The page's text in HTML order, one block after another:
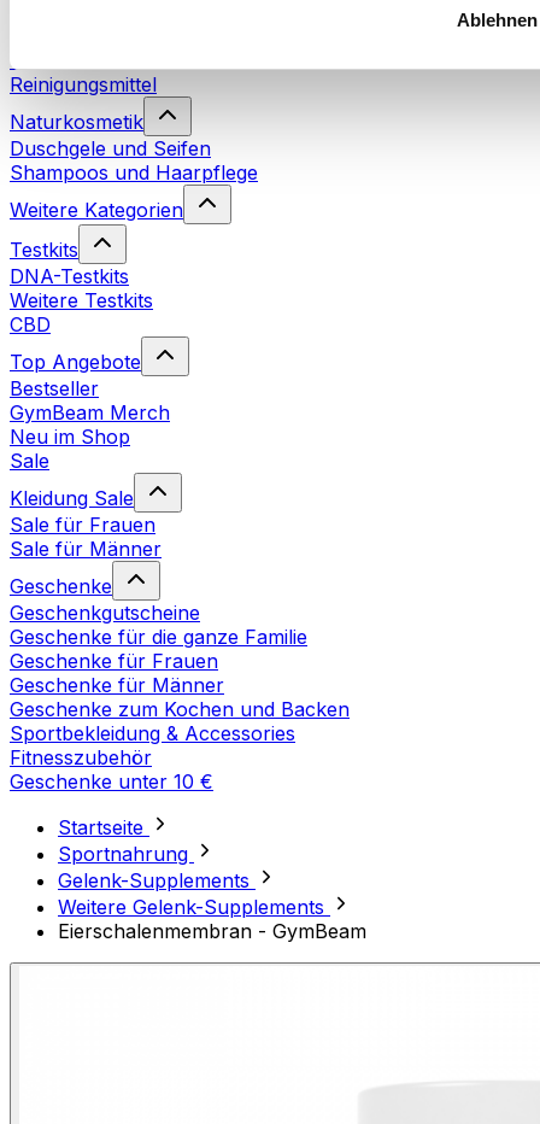
Ablehnen
Waschmittel
Reinigungsmittel
Naturkosmetik
Duschgele und Seifen
Shampoos und Haarpflege
Weitere Kategorien
Testkits
DNA-Testkits
Weitere Testkits
CBD
Top Angebote
Bestseller
GymBeam Merch
Neu im Shop
Sale
Kleidung Sale
Sale für Frauen
Sale für Männer
Geschenke
Geschenkgutscheine
Geschenke für die ganze Familie
Geschenke für Frauen
Geschenke für Männer
Geschenke zum Kochen und Backen
Sportbekleidung & Accessories
Fitnesszubehör
Geschenke unter 10 €
Startseite
Sportnahrung
Gelenk-Supplements
Weitere Gelenk-Supplements
Eierschalenmembran - GymBeam